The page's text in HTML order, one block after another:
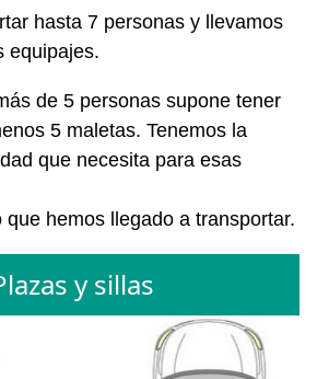
hasta 7 personas y llevamos
equipajes.
de 5 personas supone tener
5 maletas. Tenemos la
que necesita para esas
que hemos llegado a transportar.
y sillas